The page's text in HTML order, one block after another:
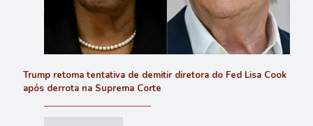
Trump retoma tentativa de demitir diretora do Fed Lisa Cook
após derrota na Suprema Corte